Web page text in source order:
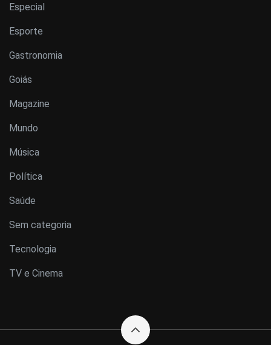
Especial
Esporte
Gastronomia
Goiás
Magazine
Mundo
Música
Política
Saúde
Sem categoria
Tecnologia
TV e Cinema